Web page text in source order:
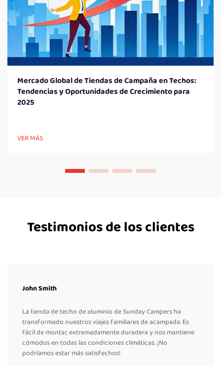
Mercado Global de Tiendas de Campaña en Techos:
Tendencias y Oportunidades de Crecimiento para
2025
VER MÁS
Testimonios de los clientes
John Smith
La tienda de techo de aluminio de Sunday Campers ha
transformado nuestros viajes familiares de acampada. Es
fácil de montar, extremadamente duradera y nos mantiene
cómodos en todas las condiciones climáticas. ¡No
podríamos estar más satisfechos!